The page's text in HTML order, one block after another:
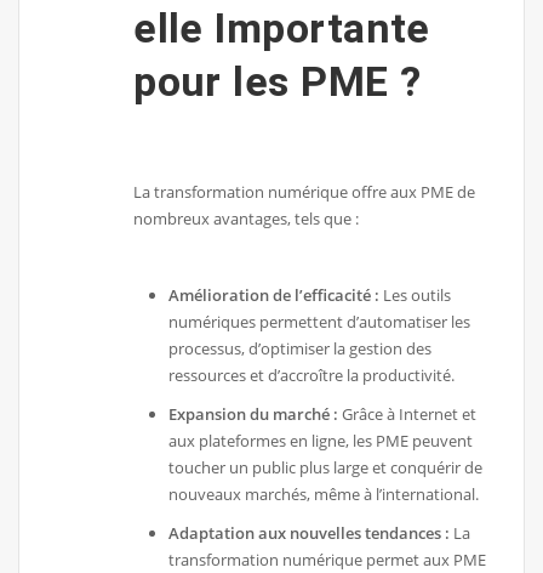
elle Importante
pour les PME ?
La transformation numérique offre aux PME de
nombreux avantages, tels que :
Amélioration de l’efficacité : Les outils
numériques permettent d’automatiser les
processus, d’optimiser la gestion des
ressources et d’accroître la productivité.
Expansion du marché : Grâce à Internet et
aux plateformes en ligne, les PME peuvent
toucher un public plus large et conquérir de
nouveaux marchés, même à l’international.
Adaptation aux nouvelles tendances : La
transformation numérique permet aux PME